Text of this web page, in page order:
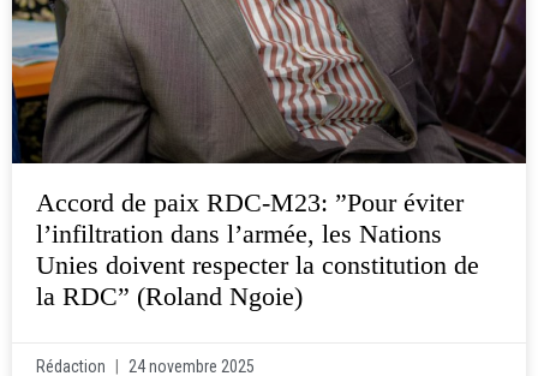
Accord de paix RDC-M23: ”Pour éviter
l’infiltration dans l’armée, les Nations
Unies doivent respecter la constitution de
la RDC” (Roland Ngoie)
Rédaction 24 novembre 2025